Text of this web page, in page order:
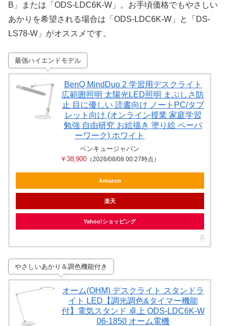
B」または「ODS-LDC6K-W」。お手頃価格でもやさしい
あかりを希望される場合は「ODS-LDC6K-W」と「DS-
LS78-W」がオススメです。
最強ハイエンドモデル
BenQ MindDuo 2 学習用デスクライト
広範囲照明 太陽光LED照明 まぶしさ防
止 目に優しい 読書向け ノートPC/タブ
レット向け (オンライン授業 家庭学習
勉強 自由研究 お絵描き 塗り絵 ペーパ
ーワーク) ホワイト
ベンキュージャパン
￥38,900（2026/08/08 00:27時点）
Amazon
楽天
Yahoo!ショッピング
やさしいあかり＆調色機能付き
オーム(OHM) デスクライト スタンドラ
イト LED【調光調色&タイマー機能
付】電気スタンド 卓上 ODS-LDC6K-W
06-1850 オーム電機